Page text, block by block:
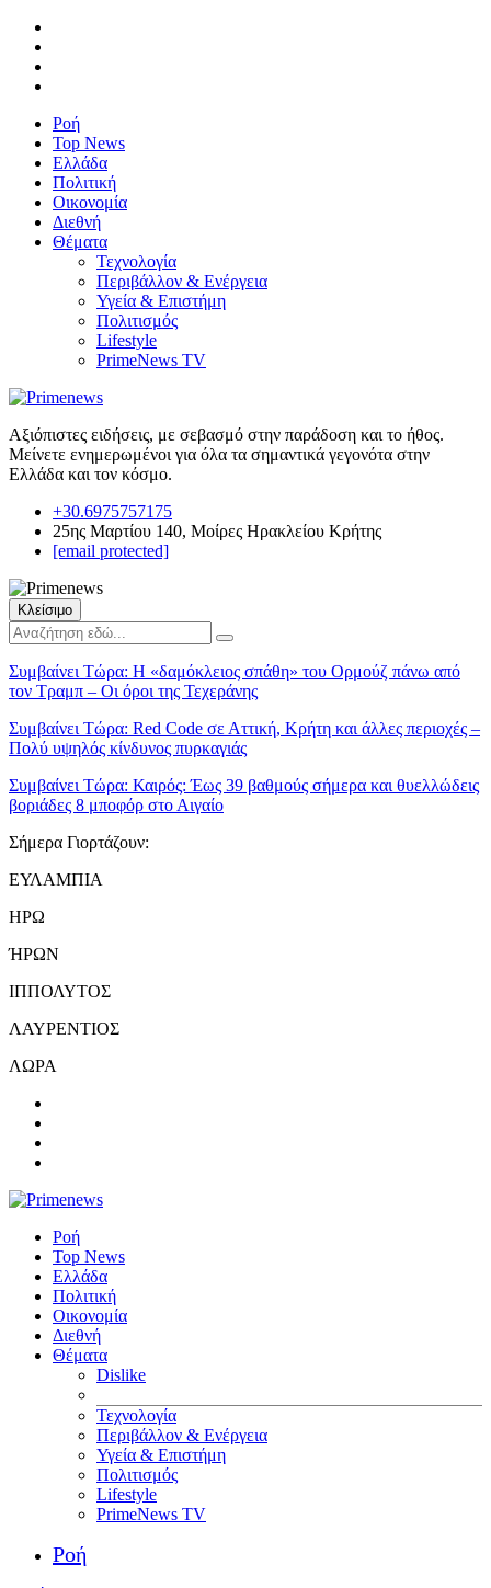
Ροή
Top News
Ελλάδα
Πολιτική
Οικονομία
Διεθνή
Θέματα
Τεχνολογία
Περιβάλλον & Ενέργεια
Υγεία & Επιστήμη
Πολιτισμός
Lifestyle
PrimeNews TV
Αξιόπιστες ειδήσεις, με σεβασμό στην παράδοση και το ήθος.
Μείνετε ενημερωμένοι για όλα τα σημαντικά γεγονότα στην
Ελλάδα και τον κόσμο.
+30.6975757175
25ης Μαρτίου 140, Μοίρες Ηρακλείου Κρήτης
[email protected]
Κλείσιμο
Συμβαίνει Τώρα: Η «δαμόκλειος σπάθη» του Ορμούζ πάνω από
τον Τραμπ – Οι όροι της Τεχεράνης
Συμβαίνει Τώρα: Red Code σε Αττική, Κρήτη και άλλες περιοχές –
Πολύ υψηλός κίνδυνος πυρκαγιάς
Συμβαίνει Τώρα: Καιρός: Έως 39 βαθμούς σήμερα και θυελλώδεις
βοριάδες 8 μποφόρ στο Αιγαίο
Σήμερα Γιορτάζουν:
ΕΥΛΑΜΠΙΑ
ΗΡΩ
ΉΡΩΝ
ΙΠΠΟΛΥΤΟΣ
ΛΑΥΡΕΝΤΙΟΣ
ΛΩΡΑ
Ροή
Top News
Ελλάδα
Πολιτική
Οικονομία
Διεθνή
Θέματα
Dislike
Τεχνολογία
Περιβάλλον & Ενέργεια
Υγεία & Επιστήμη
Πολιτισμός
Lifestyle
PrimeNews TV
Ροή